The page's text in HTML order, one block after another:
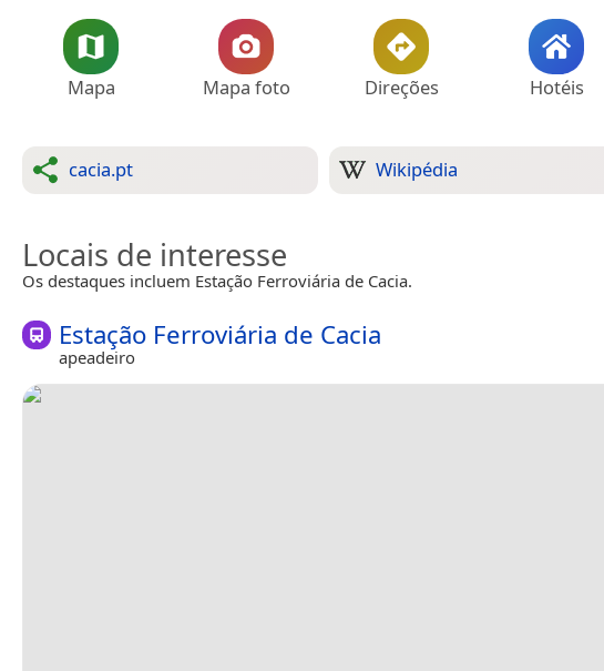
Mapa Mapa foto Direções Hotéis
cacia.pt Wikipédia
Locais de interesse
Os destaques incluem Estação Ferroviária de Cacia.
Estação Ferroviária de Cacia
apeadeiro